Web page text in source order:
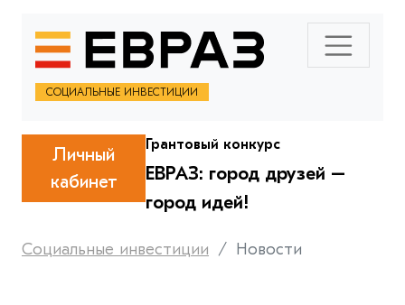
СОЦИАЛЬНЫЕ ИНВЕСТИЦИИ
Личный
кабинет
Грантовый конкурс
ЕВРАЗ: город друзей –
город идей!
Социальные инвестиции Новости